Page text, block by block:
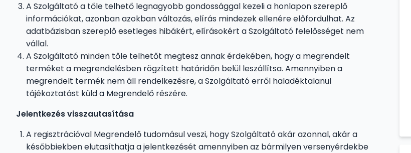
A Szolgáltató a tőle telhető legnagyobb gondossággal kezeli a honlapon szereplő
információkat, azonban azokban változás, elírás mindezek ellenére előfordulhat. Az
adatbázisban szereplő esetleges hibákért, elírásokért a Szolgáltató felelősséget nem
vállal.
A Szolgáltató minden tőle telhetőt megtesz annak érdekében, hogy a megrendelt
terméket a megrendelésben rögzített határidőn belül leszállítsa. Amennyiben a
megrendelt termék nem áll rendelkezésre, a Szolgáltató erről haladéktalanul
tájékoztatást küld a Megrendelő részére.
Jelentkezés visszautasítása
A regisztrációval Megrendelő tudomásul veszi, hogy Szolgáltató akár azonnal, akár a
későbbiekben elutasíthatja a jelentkezését amennyiben az bármilyen versenyérdekbe